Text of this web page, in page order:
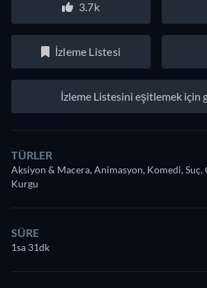
3.7k
İzleme Listesi
İzleme Listesini eşitlemek için
TÜRLER
Aksiyon & Macera, Animasyon, Komedi,
Kurgu
SÜRE
1sa 31dk